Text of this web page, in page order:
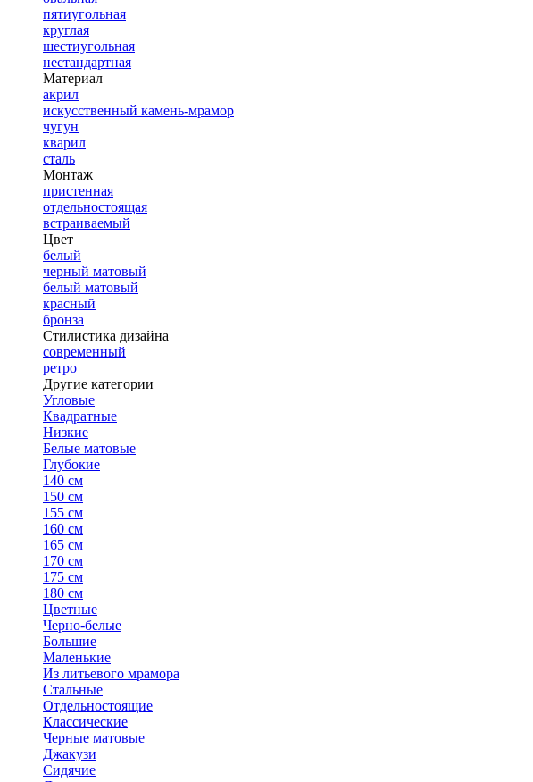
пятиугольная
круглая
шестиугольная
нестандартная
Материал
акрил
искусственный камень-мрамор
чугун
кварил
сталь
Монтаж
пристенная
отдельностоящая
встраиваемый
Цвет
белый
черный матовый
белый матовый
красный
бронза
Стилистика дизайна
современный
ретро
Другие категории
Угловые
Квадратные
Низкие
Белые матовые
Глубокие
140 см
150 см
155 см
160 см
165 см
170 см
175 см
180 см
Цветные
Черно-белые
Большие
Маленькие
Из литьевого мрамора
Стальные
Отдельностоящие
Классические
Черные матовые
Джакузи
Сидячие